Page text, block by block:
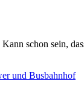
schon sein,
und Busbahnhof